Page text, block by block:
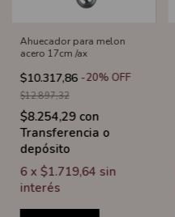
Ahuecador para melon
acero 17cm /ax
$10.317,86 -20% OFF
$12.897,32
$8.254,29 con
Transferencia o
depósito
6 x $1.719,64 sin
interés